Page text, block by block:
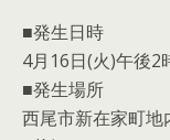
■発生日時
4月16日(火)午後2
■発生場所
西尾市新在家町地